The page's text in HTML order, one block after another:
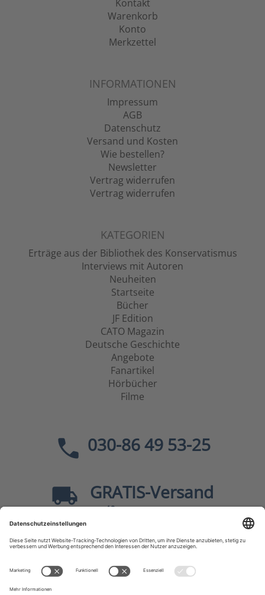
Kontakt
Warenkorb
Konto
Merkzettel
INFORMATIONEN
Impressum
AGB
Datenschutz
Versand und Kosten
Wie bestellen?
Newsletter
Vertrag widerrufen
Vertrag widerrufen
KATEGORIEN
Erträge aus der Bibliothek des Konservatismus
Interviews mit Autoren
Neuheiten
Startseite
Bücher
JF Edition
CATO Magazin
Deutsche Geschichte
Angebote
Fanartikel
Hörbücher
Filme
030-86 49 53-25
GRATIS-Versand
40
Sicher dank SSL